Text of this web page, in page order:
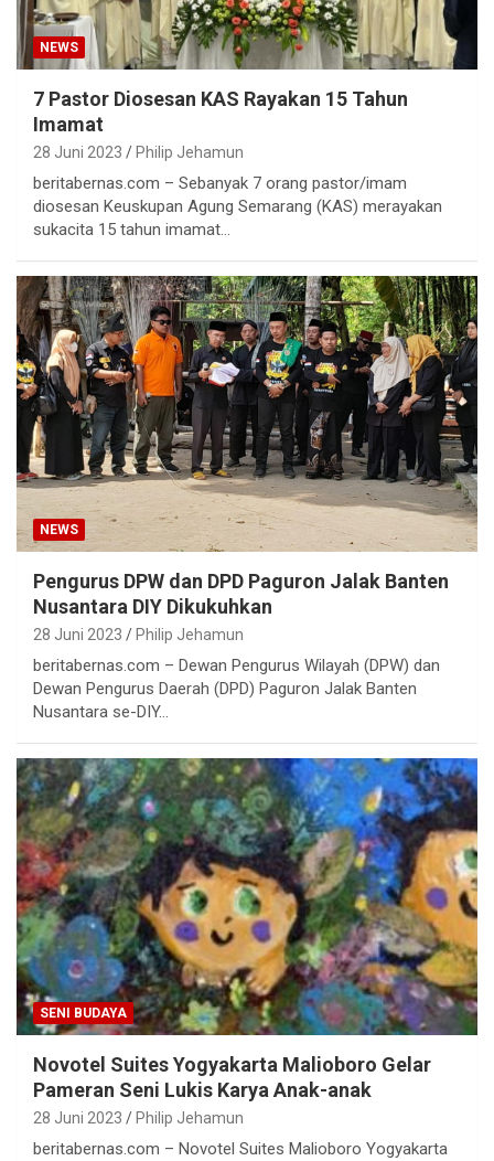
NEWS
7 Pastor Diosesan KAS Rayakan 15 Tahun
Imamat
28 Juni 2023 Philip Jehamun
beritabernas.com – Sebanyak 7 orang pastor/imam
diosesan Keuskupan Agung Semarang (KAS) merayakan
sukacita 15 tahun imamat…
NEWS
Pengurus DPW dan DPD Paguron Jalak Banten
Nusantara DIY Dikukuhkan
28 Juni 2023 Philip Jehamun
beritabernas.com – Dewan Pengurus Wilayah (DPW) dan
Dewan Pengurus Daerah (DPD) Paguron Jalak Banten
Nusantara se-DIY…
SENI BUDAYA
Novotel Suites Yogyakarta Malioboro Gelar
Pameran Seni Lukis Karya Anak-anak
28 Juni 2023 Philip Jehamun
beritabernas.com – Novotel Suites Malioboro Yogyakarta